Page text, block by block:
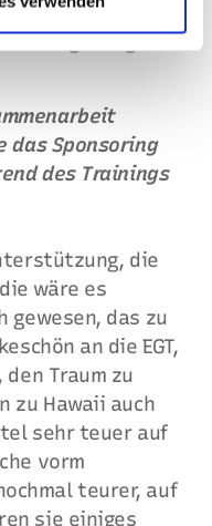
Regenbogen
das Sponsoring
des Trainings
die
wäre es
gewesen, das zu
an die EGT,
Traum zu
zu Hawaii auch
sehr teuer auf
vorm
teurer, auf
sie einiges